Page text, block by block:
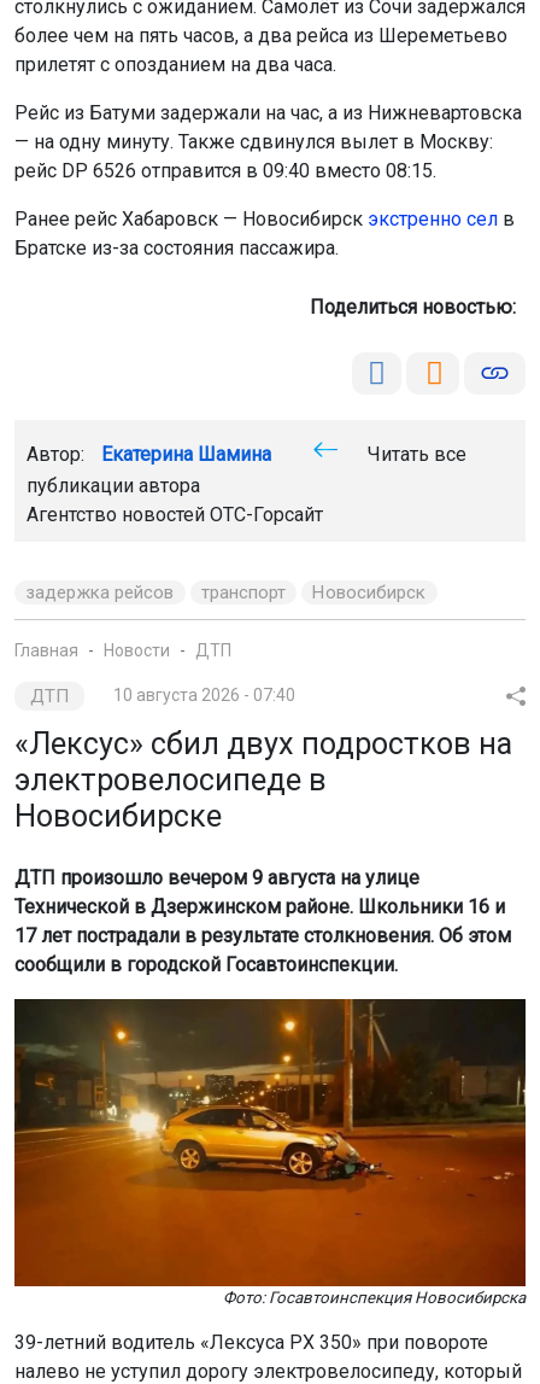
столкнулись с ожиданием. Самолёт из Сочи задержался
более чем на пять часов, а два рейса из Шереметьево
прилетят с опозданием на два часа.
Рейс из Батуми задержали на час, а из Нижневартовска
— на одну минуту. Также сдвинулся вылет в Москву:
рейс DP 6526 отправится в 09:40 вместо 08:15.
Ранее рейс Хабаровск — Новосибирск экстренно сел в
Братске из-за состояния пассажира.
Поделиться новостью:
Автор: Екатерина Шамина
Читать все
публикации автора
Агентство новостей ОТС-Горсайт
задержка рейсов транспорт Новосибирск
Главная Новости ДТП
ДТП 10 августа 2026 - 07:40
«Лексус» сбил двух подростков на
электровелосипеде в
Новосибирске
ДТП произошло вечером 9 августа на улице
Технической в Дзержинском районе. Школьники 16 и
17 лет пострадали в результате столкновения. Об этом
сообщили в городской Госавтоинспекции.
Фото: Госавтоинспекция Новосибирска
39-летний водитель «Лексуса РХ 350» при повороте
налево не уступил дорогу электровелосипеду, который